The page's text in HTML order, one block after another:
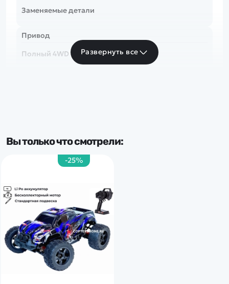
Заменяемые детали
Привод
Полный 4WD
2.4 Ghz
Тип комплекта
Развернуть все
Вы только что смотрели:
-25%